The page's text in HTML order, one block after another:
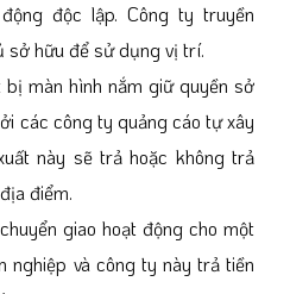
độc lập. Công ty truyền
sở hữu để sử dụng vị trí.
bị màn hình nắm giữ quyền sở
các công ty quảng cáo tự xây
này sẽ trả hoặc không trả
điểm.
giao hoạt động cho một
nghiệp và công ty này trả tiền